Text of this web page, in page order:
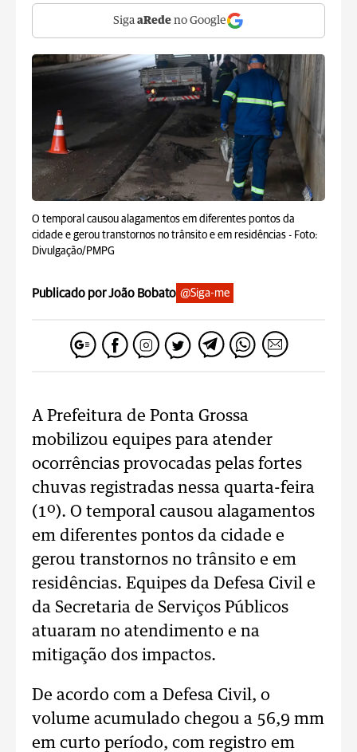
Siga aRede no Google
O temporal causou alagamentos em diferentes pontos da
cidade e gerou transtornos no trânsito e em residências - Foto:
Divulgação/PMPG
Publicado por João Bobato @Siga-me
A Prefeitura de Ponta Grossa
mobilizou equipes para atender
ocorrências provocadas pelas fortes
chuvas registradas nessa quarta-feira
(1º). O temporal causou alagamentos
em diferentes pontos da cidade e
gerou transtornos no trânsito e em
residências. Equipes da Defesa Civil e
da Secretaria de Serviços Públicos
atuaram no atendimento e na
mitigação dos impactos.
De acordo com a Defesa Civil, o
volume acumulado chegou a 56,9 mm
em curto período, com registro em